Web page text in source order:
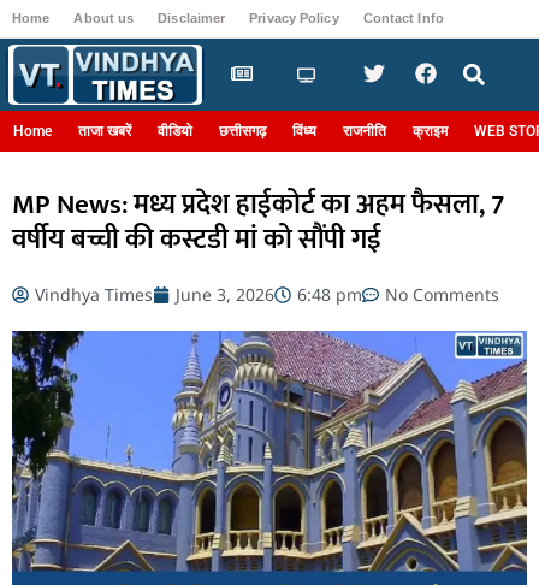
Home About us Disclaimer Privacy Policy Contact Info
Home ताजा खबरें वीडियो छत्तीसगढ़ विंध्य राजनीति क्राइम WEB
MP News: मध्य प्रदेश हाईकोर्ट का अहम फैसला, 7
वर्षीय बच्ची की कस्टडी मां को सौंपी गई
Vindhya Times June 3, 2026 6:48 pm No Comments